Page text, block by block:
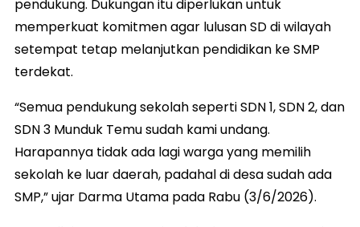
pendukung. Dukungan itu diperlukan untuk
memperkuat komitmen agar lulusan SD di wilayah
setempat tetap melanjutkan pendidikan ke SMP
terdekat.
“Semua pendukung sekolah seperti SDN 1, SDN 2, dan
SDN 3 Munduk Temu sudah kami undang.
Harapannya tidak ada lagi warga yang memilih
sekolah ke luar daerah, padahal di desa sudah ada
SMP,” ujar Darma Utama pada Rabu (3/6/2026).